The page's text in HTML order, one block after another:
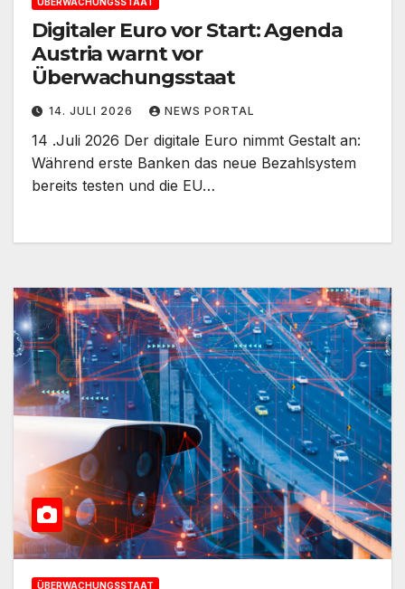
Digitaler Euro vor Start: Agenda
Austria warnt vor
Überwachungsstaat
14. JULI 2026 NEWS PORTAL
14 .Juli 2026 Der digitale Euro nimmt Gestalt an:
Während erste Banken das neue Bezahlsystem
bereits testen und die EU…
ÜBERWACHUNGSSTAAT